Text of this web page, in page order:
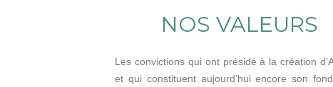
NOS VALEURS
Les convictions qui ont présidé à la création
et qui constituent aujourd’hui encore son